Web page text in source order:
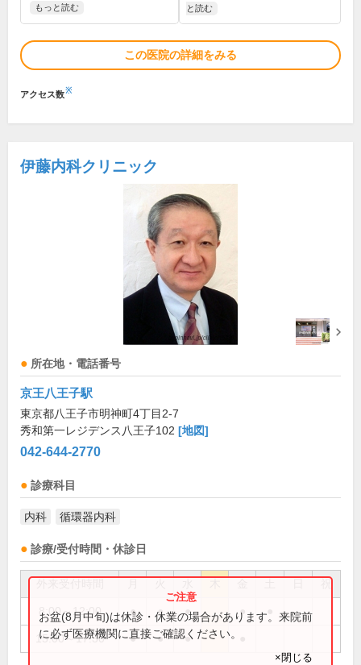
もっと読む
と読む
この医院の詳細をみる
アクセス数※
伊藤内科クリニック
所在地・電話番号
京王八王子駅
東京都八王子市明神町4丁目2-7
秀和第一レジデンス八王子102 [地図]
042-644-2770
診療科目
内科 循環器内科
診療/受付時間・休診日
祝
8:00～12:00 ● ● ● ●
15:00～17:30 ● ● ●
お盆(8月中旬)は休診・休業の場合があります。来院前
に必ず医療機関に直接ご確認ください。
×閉じる